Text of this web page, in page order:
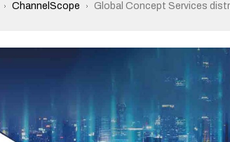
ChannelScope Global Concept Services